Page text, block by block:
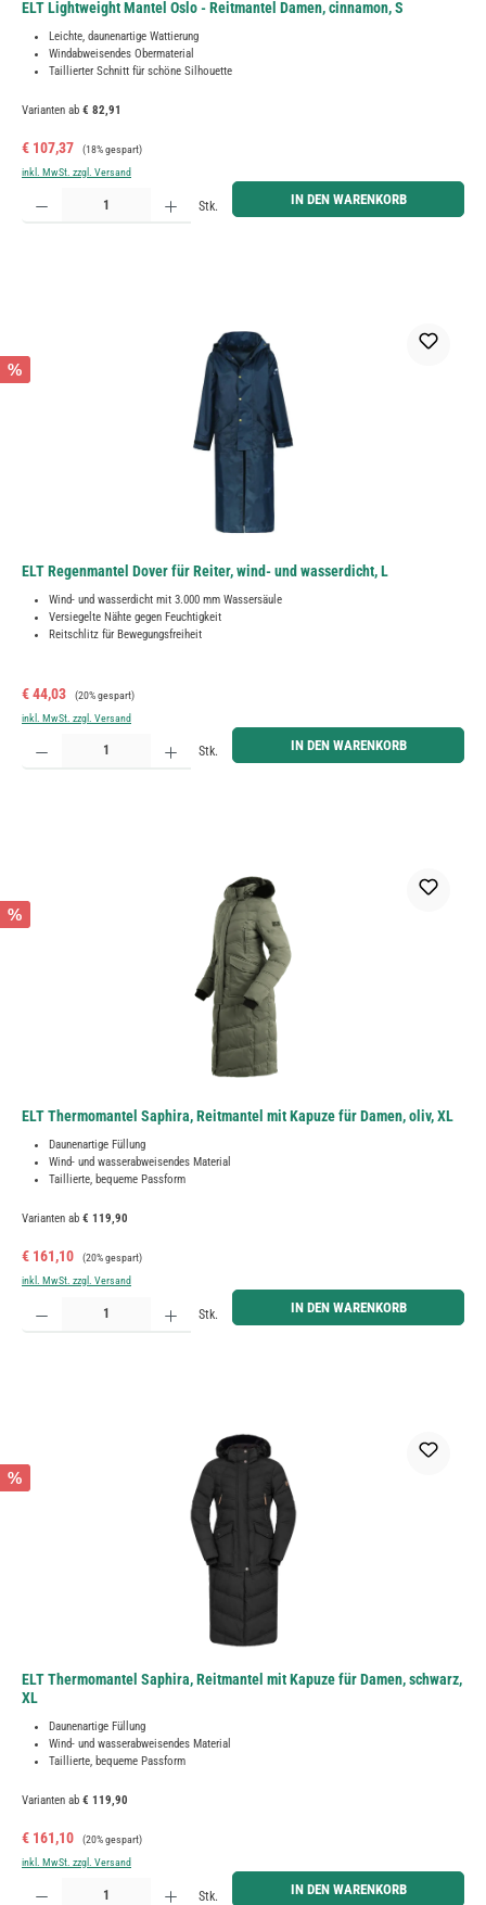
ELT Lightweight Mantel Oslo - Reitmantel Damen, cinnamon, S
Leichte, daunenartige Wattierung
Windabweisendes Obermaterial
Taillierter Schnitt für schöne Silhouette
Varianten ab € 82,91
Verkaufspreis:
€ 107,37 Regulärer Preis:
(18% gespart)
inkl. MwSt. zzgl. Versand
Produkt Anzahl: Gib den gewünschten Wert ein oder benutze die Schaltflächen um die Anzahl zu
Stk. IN DEN WARENKORB
%
ELT Regenmantel Dover für Reiter, wind- und wasserdicht, L
Wind- und wasserdicht mit 3.000 mm Wassersäule
Versiegelte Nähte gegen Feuchtigkeit
Reitschlitz für Bewegungsfreiheit
Verkaufspreis:
€ 44,03 Regulärer Preis:
(20% gespart)
inkl. MwSt. zzgl. Versand
Produkt Anzahl: Gib den gewünschten Wert ein oder benutze die Schaltflächen um die Anzahl zu
Stk. IN DEN WARENKORB
%
ELT Thermomantel Saphira, Reitmantel mit Kapuze für Damen, oliv, XL
Daunenartige Füllung
Wind- und wasserabweisendes Material
Taillierte, bequeme Passform
Varianten ab € 119,90
Verkaufspreis:
€ 161,10 Regulärer Preis:
(20% gespart)
inkl. MwSt. zzgl. Versand
Produkt Anzahl: Gib den gewünschten Wert ein oder benutze die Schaltflächen um die Anzahl zu
Stk. IN DEN WARENKORB
%
ELT Thermomantel Saphira, Reitmantel mit Kapuze für Damen, schwarz,
XL
Daunenartige Füllung
Wind- und wasserabweisendes Material
Taillierte, bequeme Passform
Varianten ab € 119,90
Verkaufspreis:
€ 161,10 Regulärer Preis:
(20% gespart)
inkl. MwSt. zzgl. Versand
Produkt Anzahl: Gib den gewünschten Wert ein oder benutze die Schaltflächen um die Anzahl zu
Stk. IN DEN WARENKORB